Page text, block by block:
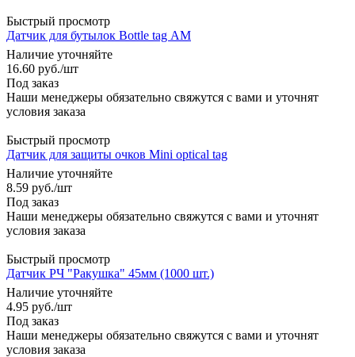
Быстрый просмотр
Датчик для бутылок Bottle tag АМ
Наличие уточняйте
16.60 руб./шт
Под заказ
Наши менеджеры обязательно свяжутся с вами и уточнят
условия заказа
Быстрый просмотр
Датчик для защиты очков Mini optical tag
Наличие уточняйте
8.59 руб./шт
Под заказ
Наши менеджеры обязательно свяжутся с вами и уточнят
условия заказа
Быстрый просмотр
Датчик РЧ "Ракушка" 45мм (1000 шт.)
Наличие уточняйте
4.95 руб./шт
Под заказ
Наши менеджеры обязательно свяжутся с вами и уточнят
условия заказа